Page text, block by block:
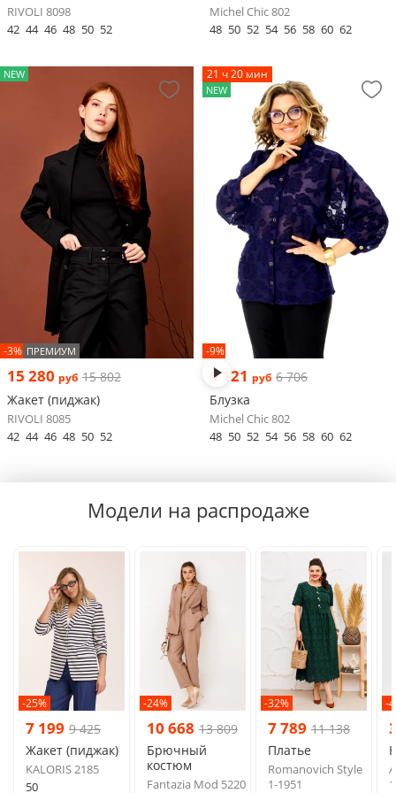
RIVOLI 8098
42 44 46 48 50 52
Michel Chic 802
48 50 52 54 56 58 60 62
NEW
-3% ПРЕМИУМ
15 280 руб 15 802
Жакет (пиджак)
RIVOLI 8085
42 44 46 48 50 52
21 ч 20 мин
NEW
-9%
6 121 руб 6 706
Блузка
Michel Chic 802
48 50 52 54 56 58 60 62
Модели на распродаже
-25%
7 199 9 425
Жакет (пиджак)
KALORIS 2185
50
-24%
10 668 13 809
Брючный
костюм
Fantazia Mod 5220
-32%
7 789 11 138
Платье
Romanovich Style
1-1951
-